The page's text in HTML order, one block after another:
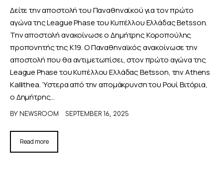
Δείτε την αποστολή του Παναθηναϊκού για τον πρώτο
αγώνα της League Phase του Κυπέλλου Ελλάδας Betsson.
Την αποστολή ανακοίνωσε ο Δημήτρης Κοροπούλης
προπονητής της Κ19. Ο Παναθηναϊκός ανακοίνωσε την
αποστολή που θα αντιμετωπίσει, στον πρώτο αγώνα της
League Phase του Κυπέλλου Ελλάδας Betsson, την Athens
Kallithea. Ύστερα από την απομάκρυνση του Ρουί Βιτόρια,
ο Δημήτρης…
BY NEWSROOM SEPTEMBER 16, 2025
Read more